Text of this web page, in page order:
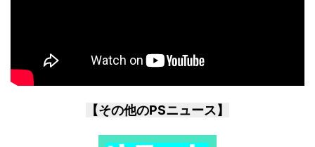
【その他のPSニュース】